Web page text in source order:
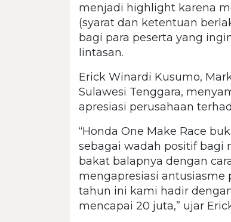
menjadi highlight karena
(syarat dan ketentuan
bagi para peserta yang
lintasan.
Erick Winardi Kusumo,
Sulawesi Tenggara,
apresiasi perusahaan
“Honda One Make Race
sebagai wadah positif bagi
bakat balapnya dengan
mengapresiasi antusiasme
tahun ini kami hadir
mencapai 20 juta,” ujar